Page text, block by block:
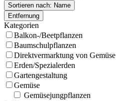
Sortieren nach: Name
Entfernung
Kategorien
Balkon-/Beetpflanzen
Baumschulpflanzen
Direktvermarktung von Gemüse
Erden/Spezialerden
Gartengestaltung
Gemüse
Gemüsejungpflanzen